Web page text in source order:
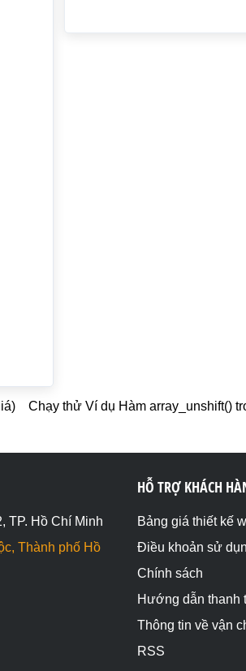
Chạy thử Ví dụ Hàm array_unshift()
TP. Hồ Chí Minh
Thành phố Hồ
HỖ TRỢ KHÁCH
Bảng giá thiết kế
Điều khoản sử
Chính sách
Hướng dẫn thanh
Thông tin về vận
RSS